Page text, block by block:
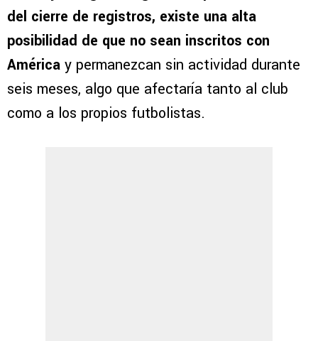
del cierre de registros, existe una alta
posibilidad de que no sean inscritos con
América y permanezcan sin actividad durante
seis meses, algo que afectaría tanto al club
como a los propios futbolistas.